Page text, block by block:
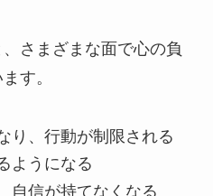
さまざまな面で心の負
す。
り、行動が制限される
ようになる
自信が持てなくなる